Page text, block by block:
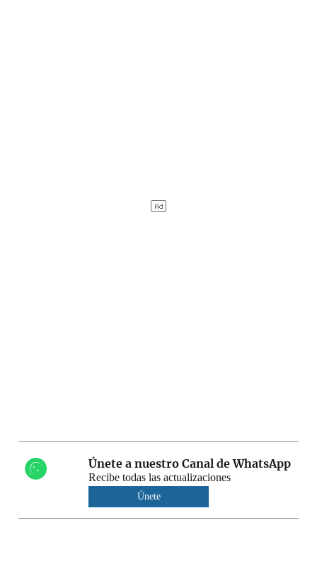
Únete a nuestro Canal de WhatsApp
Recibe todas las actualizaciones
Únete